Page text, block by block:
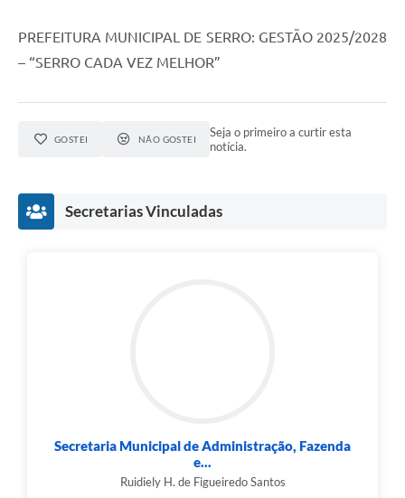
Diário Oficial
Contratos, Convênios e Publicações MROSC
Ouvidoria Municipal
Notícias
Radar da Transparência Pública
PREFEITURA MUNICIPAL DE SERRO: GESTÃO 2025/2028
– “SERRO CADA VEZ MELHOR”
GOSTEI NÃO GOSTEI
Seja o primeiro a curtir esta
notícia.
Secretarias Vinculadas
Secretaria Municipal de Administração, Fazenda
e...
Ruidiely H. de Figueiredo Santos